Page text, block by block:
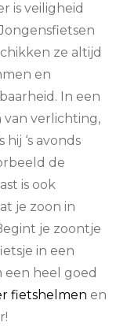
is veiligheid
ze altijd
en
In een
van verlichting,
‘s avonds
de
is ook
je zoon in
je zoontje
in een
een heel goed
fietshelmen en